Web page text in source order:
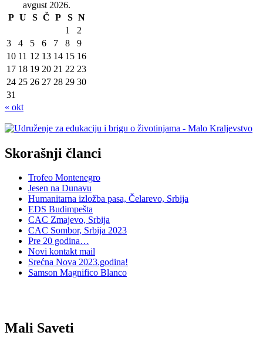
avgust 2026.
P U S Č P S N
1
2
3
4 5 6 7 8
9
10 11 12 13 14 15 16
17 18 19 20 21 22 23
24 25 26 27 28 29 30
31
« okt
Skorašnji članci
Trofeo Montenegro
Jesen na Dunavu
Humanitarna izložba pasa, Čelarevo, Srbija
EDS Budimpešta
CAC Zmajevo, Srbija
CAC Sombor, Srbija 2023
Pre 20 godina…
Novi kontakt mail
Srećna Nova 2023.godina!
Samson Magnifico Blanco
Mali Saveti